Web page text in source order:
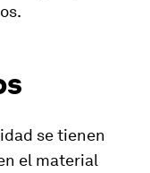
se tienen
el material